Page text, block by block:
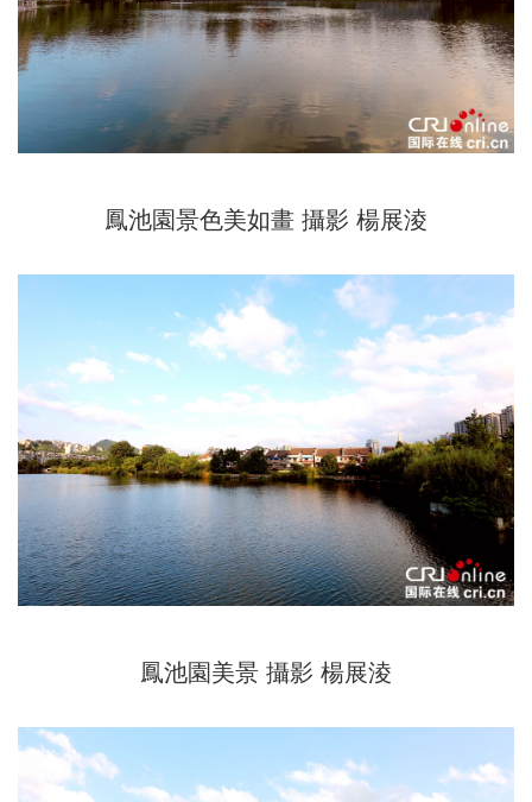
鳳池園景色美如畫 攝影 楊展淩
鳳池園美景 攝影 楊展淩